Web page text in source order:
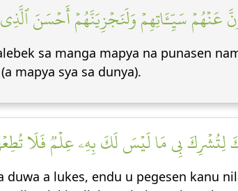
سَيِّـَٔاتِهِمۡ وَلَنَجۡزِيَنَّهُمۡ أَحۡسَنَ ٱلَّذِي
sa manga mapya na punasen
mapya sya sa dunya).
لِتُشۡرِكَ بِي مَا لَيۡسَ لَكَ بِهِۦ عِلۡمٞ فَلَا
a lukes, endu u pegesen kanu